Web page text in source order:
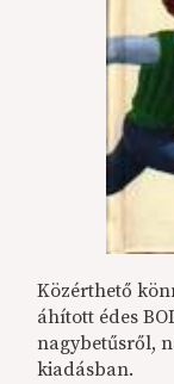
Közérthető
áhított édes
nagybetűsről,
kiadásban.